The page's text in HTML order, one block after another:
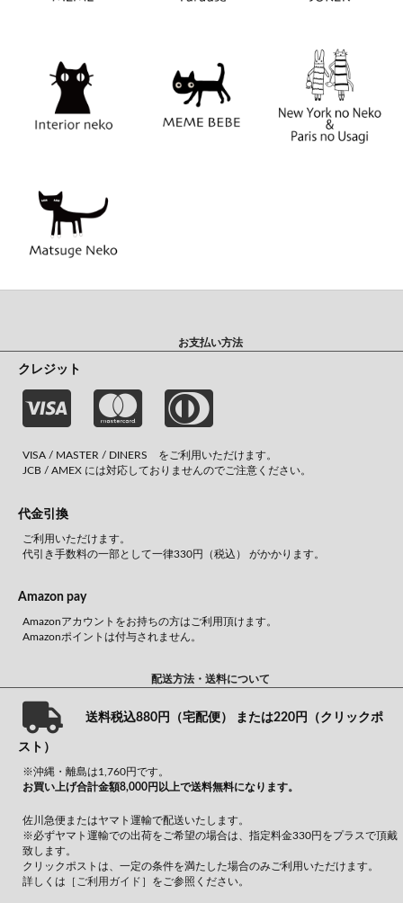
お支払い方法
クレジット
VISA / MASTER / DINERS をご利用いただけます。
JCB / AMEX には対応しておりませんのでご注意ください。
代金引換
ご利用いただけます。
代引き手数料の一部として一律330円（税込） がかかります。
Amazon pay
Amazonアカウントをお持ちの方はご利用頂けます。
Amazonポイントは付与されません。
配送方法・送料について
送料税込880円（宅配便） または220円（クリックポ
スト）
※沖縄・離島は1,760円です。
お買い上げ合計金額8,000円以上で送料無料になります。
佐川急便またはヤマト運輸で配送いたします。
※必ずヤマト運輸での出荷をご希望の場合は、指定料金330円をプラスで頂戴
致します。
クリックポストは、一定の条件を満たした場合のみご利用いただけます。
詳しくは ［ご利用ガイド］ をご参照ください。